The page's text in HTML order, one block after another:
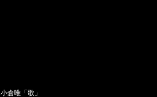
小倉唯「歌」